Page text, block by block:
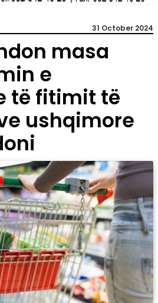
31 October 2024
masa
e
të fitimit të
ushqimore